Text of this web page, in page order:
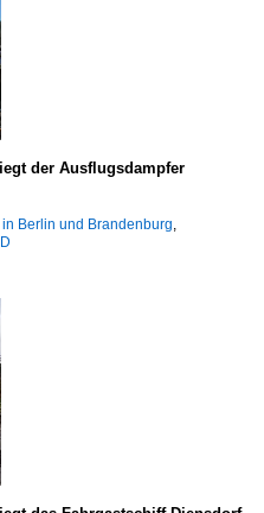
AG, Berlin
Rheinschiffahrt AG, Köln
der Ausflugsdampfer
Berlin und Brandenburg,